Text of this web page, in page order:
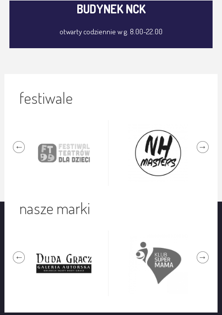
BUDYNEK NCK
otwarty codziennie w g. 8.00-22.00
festiwale
nasze marki